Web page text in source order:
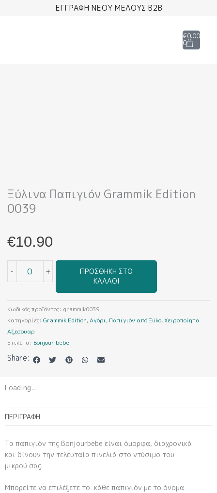
ΕΓΓΡΑΦΗ ΝΕΟΥ ΜΕΛΟΥΣ B2B
€0.00
0
Cart
Ξύλινα Παπιγιόν Grammik Edition
0039
€10.90
-
Παπιγιόν
edition
0039
ποσότητα
+
ΠΡΟΣΘΉΚΗ ΣΤΟ
ΚΑΛΆΘΙ
Κωδικός προϊόντος: grammik0039
Κατηγορίες: Grammik Edition,Αγόρι, Παπιγιόν από Ξύλο,Χειροποίητα
Αξεσουάρ
Ετικέτα: Bonjour bebe
Share:
Loading...
ΠΕΡΙΓΡΑΦΉ
Τα παπιγιόν της Bonjourbebe είναι όμορφα, διαχρονικά
και δίνουν την τελευταία πινελιά στο ντύσιμο του
μικρού σας.
Μπορείτε να επιλέξετε το κάθε παπιγιόν με το όνομα